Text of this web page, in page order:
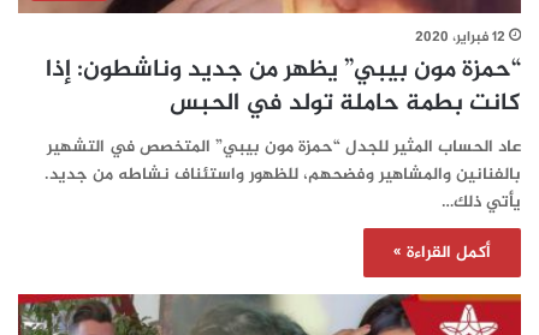
12 فبراير، 2020
“حمزة مون بيبي” يظهر من جديد وناشطون: إذا
كانت بطمة حاملة تولد في الحبس
عاد الحساب المثير للجدل “حمزة مون بيبي” المتخصص في التشهير
بالفنانين والمشاهير وفضحهم، للظهور واستئناف نشاطه من جديد.
يأتي ذلك…
أكمل القراءة »